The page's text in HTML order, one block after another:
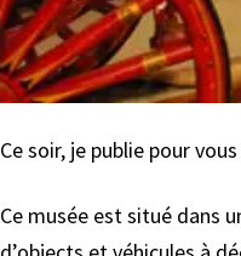
Ce soir, je publie pour
Ce musée est situé dans